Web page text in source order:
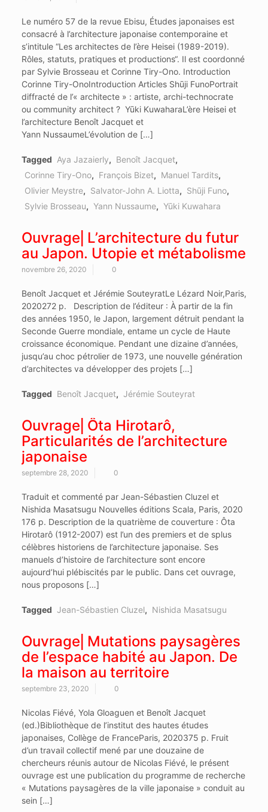
Le numéro 57 de la revue Ebisu, Études japonaises est
consacré à l’architecture japonaise contemporaine et
s’intitule “Les architectes de l’ère Heisei (1989-2019).
Rôles, statuts, pratiques et productions“. Il est coordonné
par Sylvie Brosseau et Corinne Tiry-Ono. Introduction
Corinne Tiry-OnoIntroduction Articles Shūji FunoPortrait
diffracté de l’« architecte » : artiste, archi-technocrate
ou community architect ? Yūki KuwaharaL’ère Heisei et
l’architecture Benoît Jacquet et
Yann NussaumeL’évolution de […]
Tagged Aya Jazaierly, Benoît Jacquet,
Corinne Tiry-Ono, François Bizet, Manuel Tardits,
Olivier Meystre, Salvator-John A. Liotta, Shūji Funo,
Sylvie Brosseau, Yann Nussaume, Yūki Kuwahara
Ouvrage⎜L’architecture du futur
au Japon. Utopie et métabolisme
novembre 26, 2020 0
Benoît Jacquet et Jérémie SouteyratLe Lézard Noir,Paris,
2020272 p. Description de l’éditeur : À partir de la fin
des années 1950, le Japon, largement détruit pendant la
Seconde Guerre mondiale, entame un cycle de Haute
croissance économique. Pendant une dizaine d’années,
jusqu’au choc pétrolier de 1973, une nouvelle génération
d’architectes va développer des projets […]
Tagged Benoît Jacquet, Jérémie Souteyrat
Ouvrage⎜Ôta Hirotarô,
Particularités de l’architecture
japonaise
septembre 28, 2020 0
Traduit et commenté par Jean-Sébastien Cluzel et
Nishida Masatsugu Nouvelles éditions Scala, Paris, 2020
176 p. Description de la quatrième de couverture : Ôta
Hirotarô (1912-2007) est l’un des premiers et de splus
célèbres historiens de l’architecture japonaise. Ses
manuels d’histoire de l’architecture sont encore
aujourd’hui plébiscités par le public. Dans cet ouvrage,
nous proposons […]
Tagged Jean-Sébastien Cluzel, Nishida Masatsugu
Ouvrage⎜Mutations paysagères
de l’espace habité au Japon. De
la maison au territoire
septembre 23, 2020 0
Nicolas Fiévé, Yola Gloaguen et Benoît Jacquet
(ed.)Bibliothèque de l’institut des hautes études
japonaises, Collège de FranceParis, 2020375 p. Fruit
d’un travail collectif mené par une douzaine de
chercheurs réunis autour de Nicolas Fiévé, le présent
ouvrage est une publication du programme de recherche
« Mutations paysagères de la ville japonaise » conduit au
sein […]